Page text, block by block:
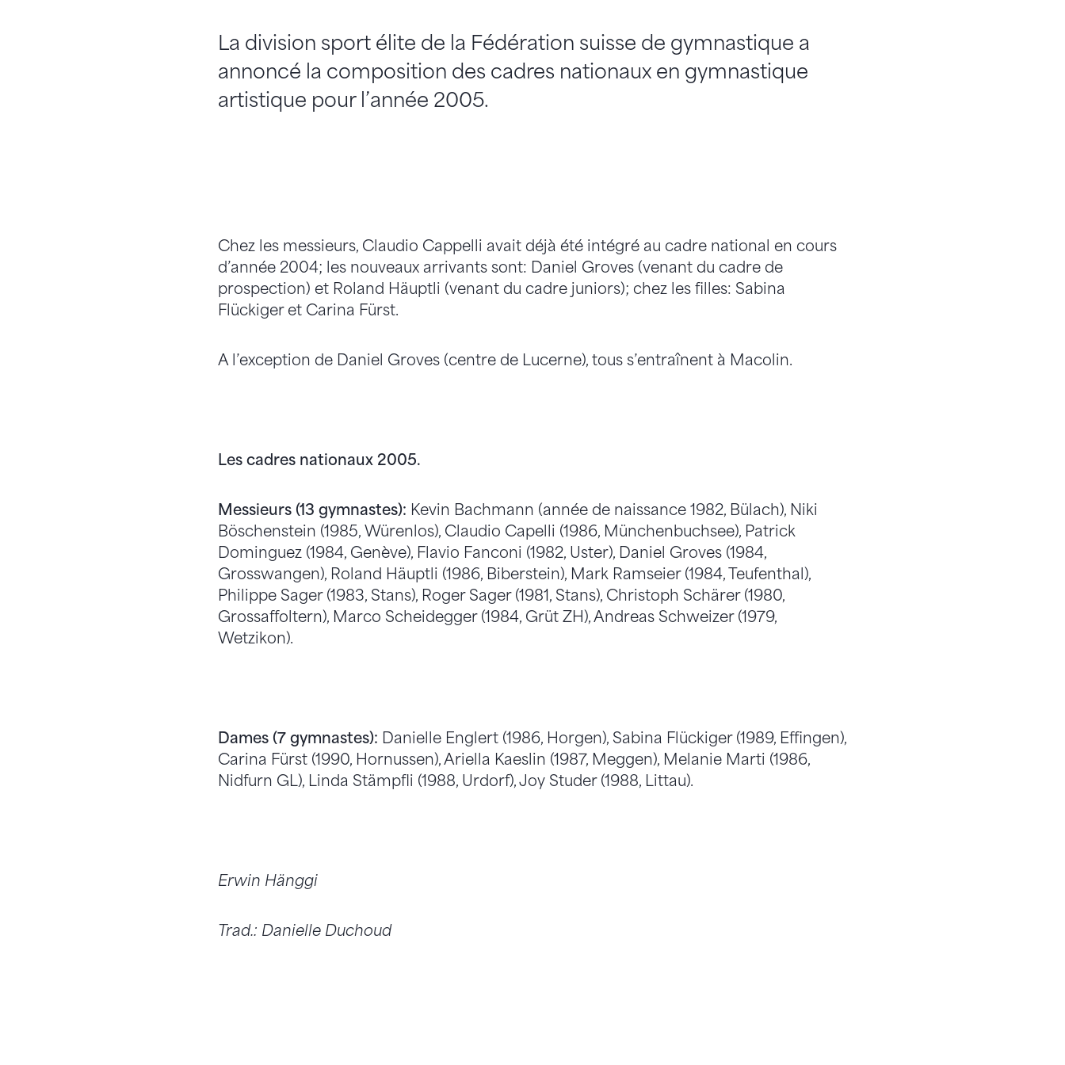
La division sport élite de la Fédération suisse de gymnastique a
annoncé la composition des cadres nationaux en gymnastique
artistique pour l’année 2005.
Chez les messieurs, Claudio Cappelli avait déjà été intégré au cadre national en cours
d’année 2004; les nouveaux arrivants sont: Daniel Groves (venant du cadre de
prospection) et Roland Häuptli (venant du cadre juniors); chez les filles: Sabina
Flückiger et Carina Fürst.
A l’exception de Daniel Groves (centre de Lucerne), tous s’entraînent à Macolin.
Les cadres nationaux 2005.
Messieurs (13 gymnastes): Kevin Bachmann (année de naissance 1982, Bülach), Niki
Böschenstein (1985, Würenlos), Claudio Capelli (1986, Münchenbuchsee), Patrick
Dominguez (1984, Genève), Flavio Fanconi (1982, Uster), Daniel Groves (1984,
Grosswangen), Roland Häuptli (1986, Biberstein), Mark Ramseier (1984, Teufenthal),
Philippe Sager (1983, Stans), Roger Sager (1981, Stans), Christoph Schärer (1980,
Grossaffoltern), Marco Scheidegger (1984, Grüt ZH), Andreas Schweizer (1979,
Wetzikon).
Dames (7 gymnastes): Danielle Englert (1986, Horgen), Sabina Flückiger (1989, Effingen),
Carina Fürst (1990, Hornussen), Ariella Kaeslin (1987, Meggen), Melanie Marti (1986,
Nidfurn GL), Linda Stämpfli (1988, Urdorf), Joy Studer (1988, Littau).
Erwin Hänggi
Trad.: Danielle Duchoud